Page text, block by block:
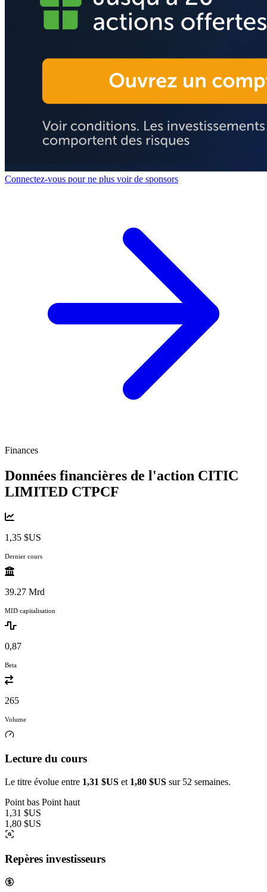
Connectez-vous pour ne plus voir de sponsors
Finances
Données financières de l'action CITIC
LIMITED CTPCF
1,35 $US
Dernier cours
39.27 Mrd
MID capitalisation
0,87
Beta
265
Volume
Lecture du cours
Le titre évolue entre 1,31 $US et 1,80 $US sur 52 semaines.
Point bas Point haut
1,31 $US
1,80 $US
Repères investisseurs